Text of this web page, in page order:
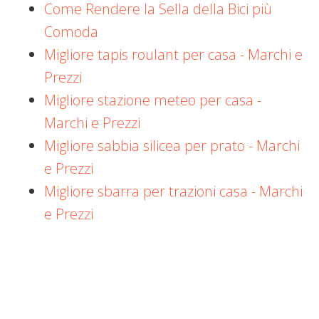
Come Rendere la Sella della Bici più
Comoda
Migliore tapis roulant per casa - Marchi e
Prezzi
Migliore stazione meteo per casa -
Marchi e Prezzi
Migliore sabbia silicea per prato - Marchi
e Prezzi
Migliore sbarra per trazioni casa - Marchi
e Prezzi